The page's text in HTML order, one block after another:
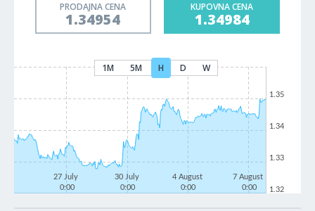
PRODAJNA CENA
1.34954
KUPOVNA CENA
1.34984
1M 5M H D W
27 July
0:00
30 July
0:00
4 August
0:00
7 August
0:00
1.32
1.33
1.34
1.35